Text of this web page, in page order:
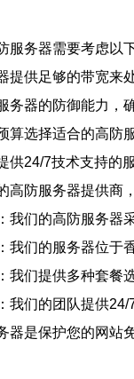
服务器需要考虑以
提供足够的带宽来
务器的防御能力，
算选择适合的高防
供24/7技术支持的
高防服务器提供商
我们的高防服务器
我们的服务器位于
我们提供多种套餐
我们的团队提供24/
器是保护您的网站